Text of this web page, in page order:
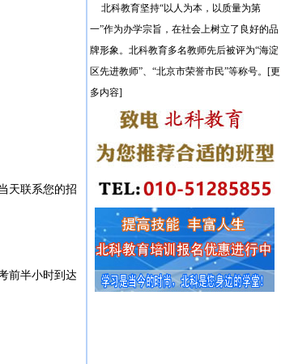
天联系您的招
前半小时到达
北科教育坚持“以人为本，以质量为第
一”作为办学宗旨，在社会上树立了良好的品
牌形象。北科教育多名教师先后被评为“海淀
区先进教师”、“北京市荣誉市民”等称号。[更
多内容]